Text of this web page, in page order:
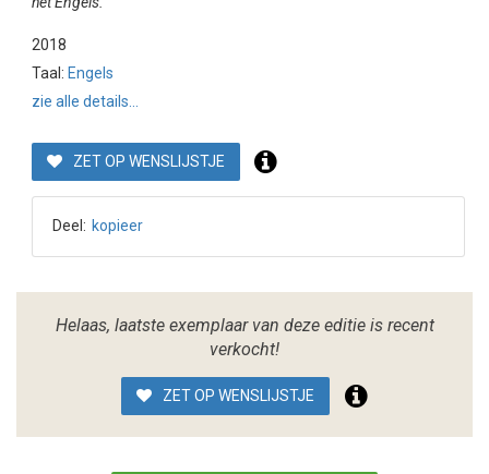
2018
Taal: Engels
zie alle details...
ZET OP WENSLIJSTJE
Deel: kopieer
Helaas, laatste exemplaar van deze editie is recent
verkocht!
ZET OP WENSLIJSTJE